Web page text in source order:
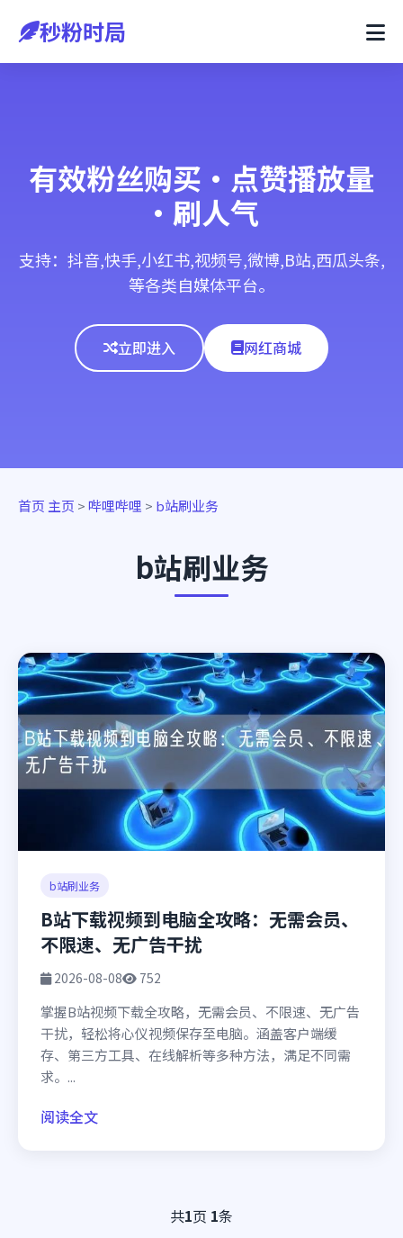
秒粉时局
有效粉丝购买·点赞播放量
·刷人气
支持：抖音,快手,小红书,视频号,微博,B站,西瓜头条,
等各类自媒体平台。
立即进入 网红商城
首页 主页 >哔哩哔哩 > b站刷业务
b站刷业务
b站刷业务
B站下载视频到电脑全攻略：无需会员、
不限速、无广告干扰
2026-08-08 752
掌握B站视频下载全攻略，无需会员、不限速、无广告
干扰，轻松将心仪视频保存至电脑。涵盖客户端缓
存、第三方工具、在线解析等多种方法，满足不同需
求。...
阅读全文
共1页 1条